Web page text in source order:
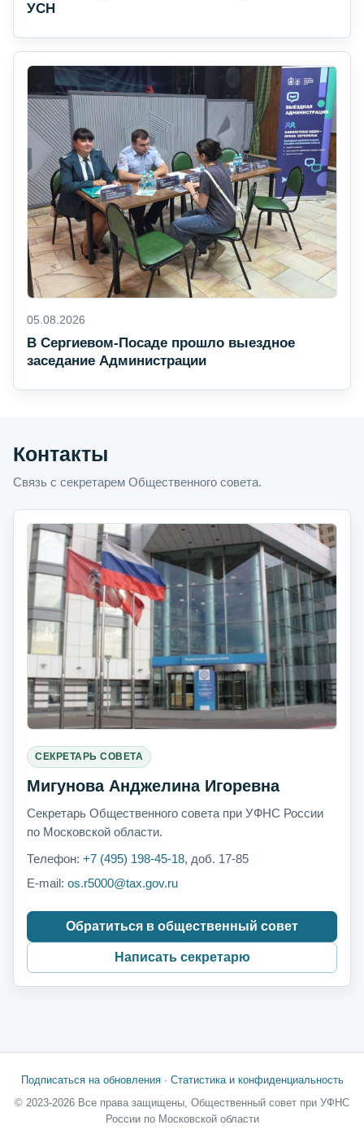
УСН
05.08.2026
В Сергиевом-Посаде прошло выездное
заседание Администрации
Контакты
Связь с секретарем Общественного совета.
СЕКРЕТАРЬ СОВЕТА
Мигунова Анджелина Игоревна
Секретарь Общественного совета при УФНС России
по Московской области.
Телефон: +7 (495) 198-45-18, доб. 17-85
E-mail: os.r5000@tax.gov.ru
Обратиться в общественный совет
Написать секретарю
Подписаться на обновления· Статистика и конфиденциальность
© 2023-2026 Все права защищены, Общественный совет при УФНС
России по Московской области